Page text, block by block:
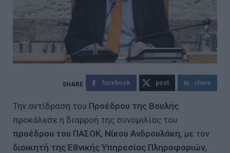
facebook post share
Την αντίδραση του Προέδρου της Βουλής
προκάλεσε η διαρροή της συνομιλίας του
προέδρου του ΠΑΣΟΚ, Νίκου Ανδρουλάκη, με τον
διοικητή της Εθνικής Υπηρεσίας Πληροφοριών,